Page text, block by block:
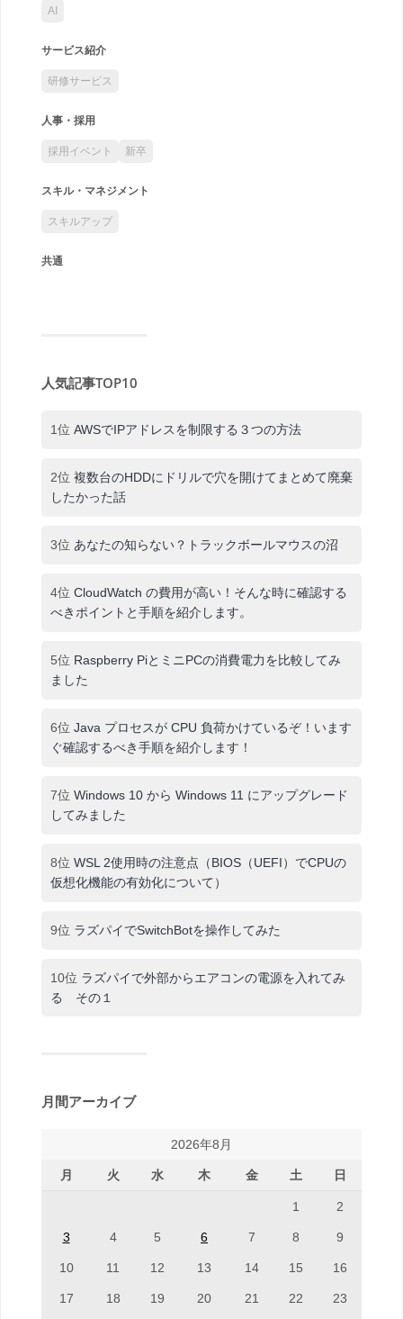
AI
サービス紹介
研修サービス
人事・採用
採用イベント 新卒
スキル・マネジメント
スキルアップ
共通
人気記事TOP10
1位 AWSでIPアドレスを制限する３つの方法
2位 複数台のHDDにドリルで穴を開けてまとめて廃棄
したかった話
3位 あなたの知らない？トラックボールマウスの沼
4位 CloudWatch の費用が高い！そんな時に確認する
べきポイントと手順を紹介します。
5位 Raspberry PiとミニPCの消費電力を比較してみ
ました
6位 Java プロセスが CPU 負荷かけているぞ！います
ぐ確認するべき手順を紹介します！
7位 Windows 10 から Windows 11 にアップグレード
してみました
8位 WSL 2使用時の注意点（BIOS（UEFI）でCPUの
仮想化機能の有効化について）
9位 ラズパイでSwitchBotを操作してみた
10位 ラズパイで外部からエアコンの電源を入れてみ
る その１
月間アーカイブ
2026年8月
月 火 水 木 金 土 日
1 2
3 4 5 6 7 8 9
10 11 12 13 14 15 16
17 18 19 20 21 22 23